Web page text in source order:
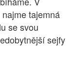
tajemná
se svou
sejfy